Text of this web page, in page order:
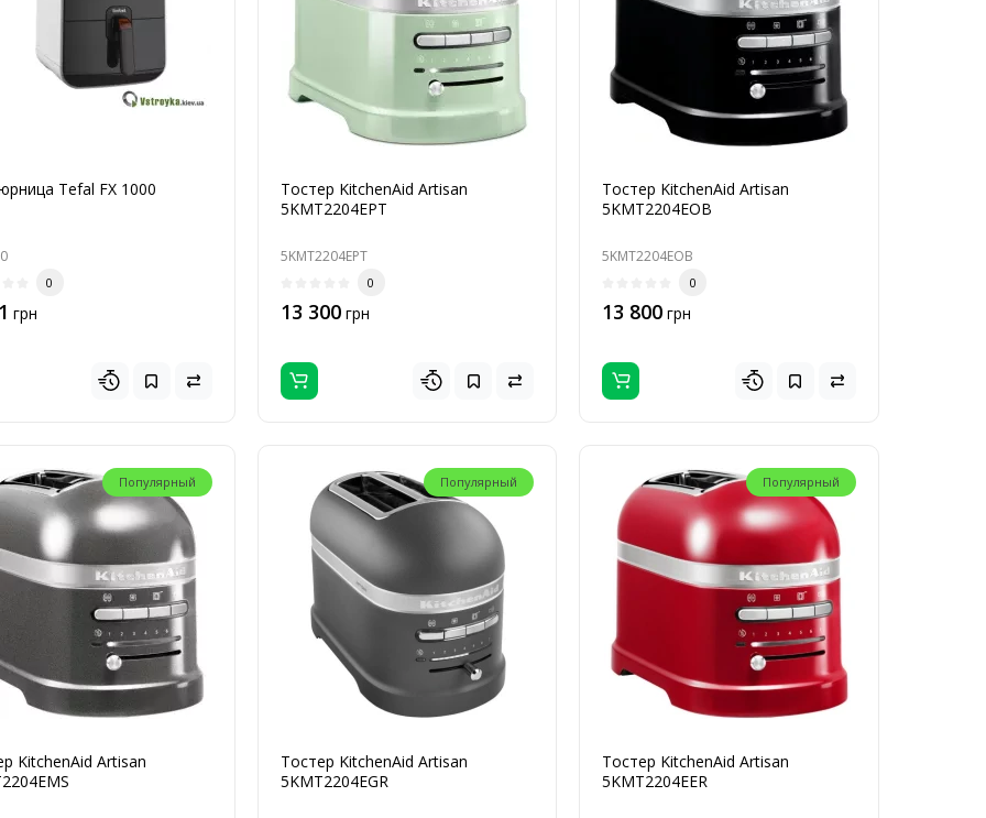
Tefal FX 1000
0
грн
Тостер KitchenAid Artisan
5KMT2204EPT
5KMT2204EPT
0
13 300грн
Тостер KitchenAid Artisan
5KMT2204EOB
5KMT2204EOB
0
13 800 грн
Популярный
KitchenAid Artisan
Популярный
Тостер KitchenAid Artisan
5KMT2204EGR
Популярный
Тостер KitchenAid Artisan
5KMT2204EER